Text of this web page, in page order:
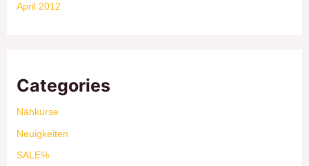
April 2012
Categories
Nähkurse
Neuigkeiten
SALE%